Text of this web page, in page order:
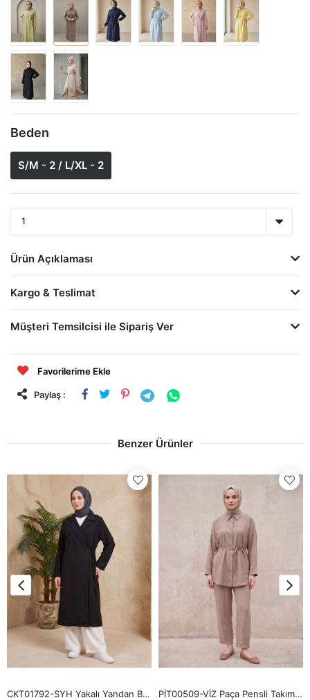
Beden
S/M - 2 / L/XL - 2
Ürün Açıklaması
Kargo & Teslimat
Müşteri Temsilcisi ile Sipariş Ver
Favorilerime Ekle
Paylaş :
Benzer Ürünler
CKT01792-SYH Yakalı Yandan Bağlamalı Kısa Ceket-Siyah PİT00509-VİZ Paça Pensli Takım-Vizon